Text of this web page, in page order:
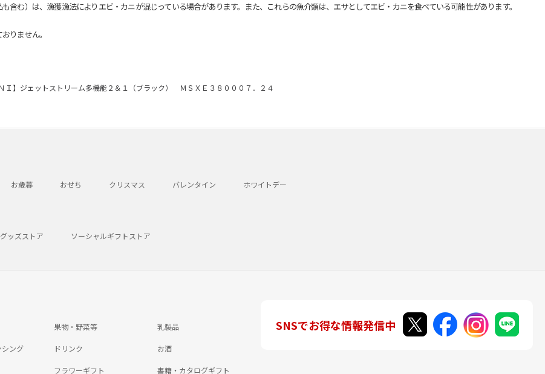
む）は、漁獲漁法によりエビ・カニが混じっている場合があります。また、これらの魚介類は、エサとしてエビ・カニを食べている可能性があります。
りません。
ＮＩ】ジェットストリーム多機能２＆１（ブラック） ＭＳＸＥ３８０００７．２４
お歳暮 おせち クリスマス バレンタイン ホワイトデー
グッズストア ソーシャルギフトストア
果物・野菜等 乳製品
ング ドリンク お酒
フラワーギフト 書籍・カタログギフト
SNSでお得な情報発信中